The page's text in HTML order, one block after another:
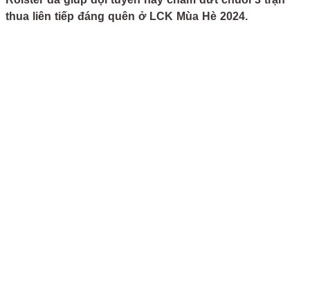
thua liên tiếp đáng quên ở LCK Mùa Hè 2024.